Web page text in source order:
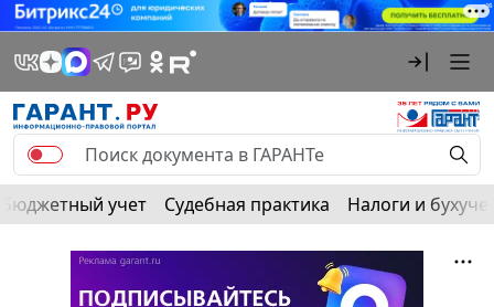
Бюджетный учет Судебная практика Налоги и